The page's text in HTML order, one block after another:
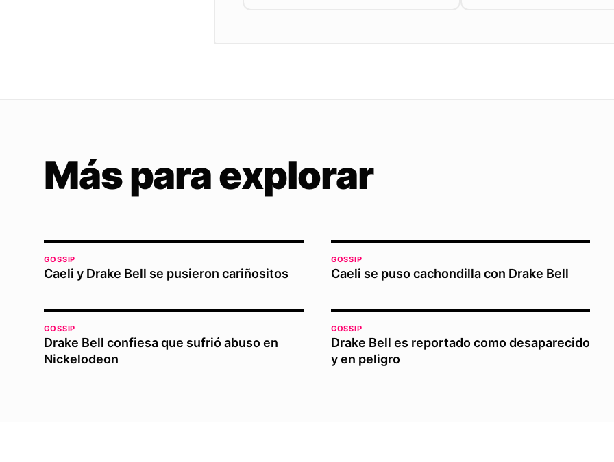
Más para explorar
GOSSIP
Caeli y Drake Bell se pusieron cariñositos
GOSSIP
Caeli se puso cachondilla con Drake Bell
GOSSIP
Drake Bell confiesa que sufrió abuso en
Nickelodeon
GOSSIP
Drake Bell es reportado como desaparecido
y en peligro